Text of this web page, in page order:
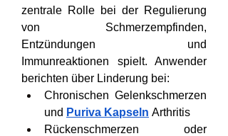
zentrale Rolle bei der Regulierung
von Schmerzempfinden,
Entzündungen und
Immunreaktionen spielt. Anwender
berichten über Linderung bei:
Chronischen Gelenkschmerzen
und Puriva Kapseln Arthritis
Rückenschmerzen oder